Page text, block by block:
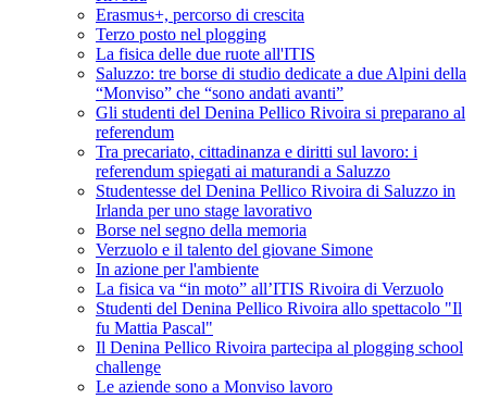
Erasmus+, percorso di crescita
Terzo posto nel plogging
La fisica delle due ruote all'ITIS
Saluzzo: tre borse di studio dedicate a due Alpini della
“Monviso” che “sono andati avanti”
Gli studenti del Denina Pellico Rivoira si preparano al
referendum
Tra precariato, cittadinanza e diritti sul lavoro: i
referendum spiegati ai maturandi a Saluzzo
Studentesse del Denina Pellico Rivoira di Saluzzo in
Irlanda per uno stage lavorativo
Borse nel segno della memoria
Verzuolo e il talento del giovane Simone
In azione per l'ambiente
La fisica va “in moto” all’ITIS Rivoira di Verzuolo
Studenti del Denina Pellico Rivoira allo spettacolo "Il
fu Mattia Pascal"
Il Denina Pellico Rivoira partecipa al plogging school
challenge
Le aziende sono a Monviso lavoro